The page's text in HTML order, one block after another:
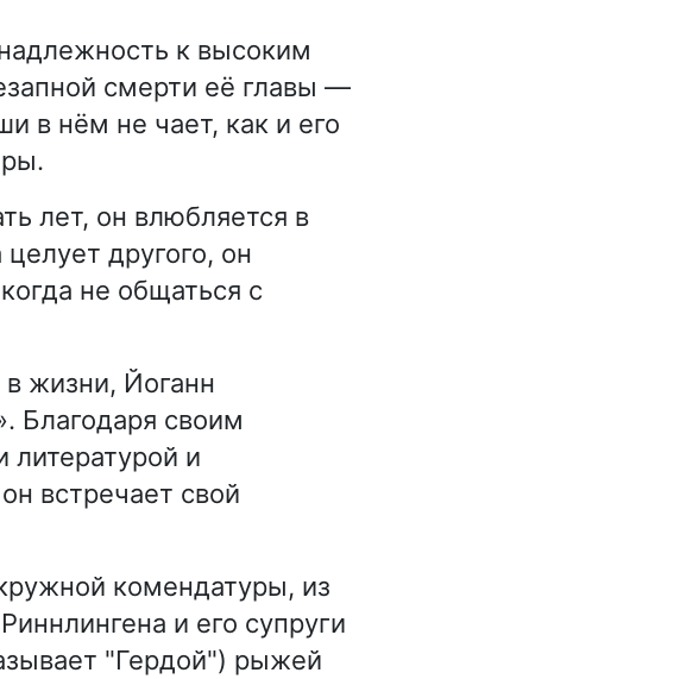
к высоким
смерти её главы —
в нём не чает, как и его
лет, он влюбляется в
другого, он
не общаться с
в жизни, Йоганн
Благодаря своим
литературой и
встречает свой
комендатуры, из
и его супруги
"Гердой") рыжей